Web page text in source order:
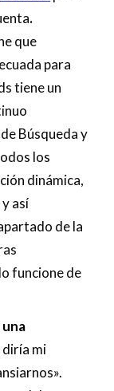
.
que
para
tiene un
Búsqueda y
los
dinámica,
así
de la
funcione de
mi